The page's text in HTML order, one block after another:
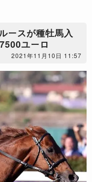
ースが種牡馬入
ユーロ
2021年11月10日 11:57